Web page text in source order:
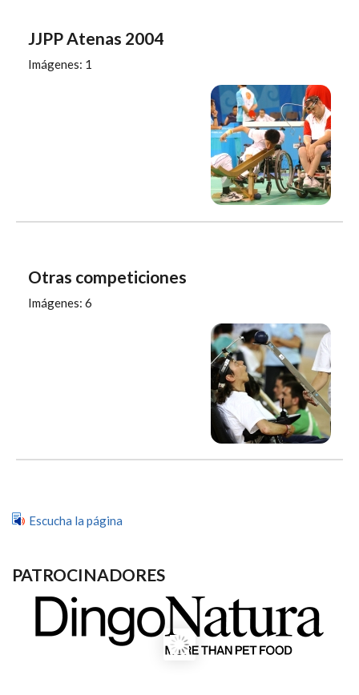
JJPP Atenas 2004
Imágenes: 1
Otras competiciones
Imágenes: 6
Escucha la página
PATROCINADORES